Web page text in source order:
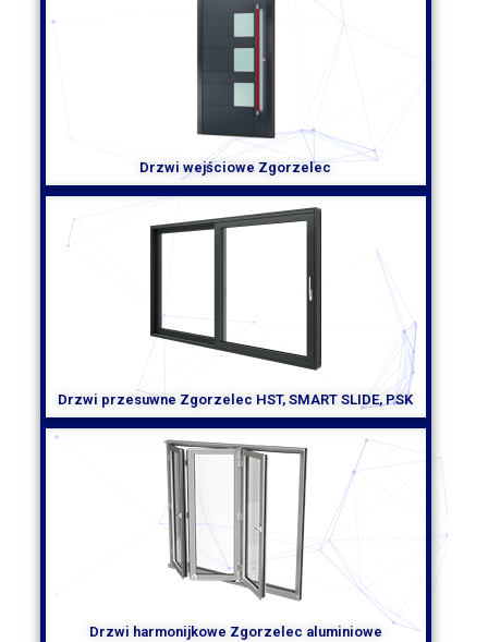
Taka osoba będzie mogła odpowiedzieć na Twoje pytania i
pomóc Ci w dokonaniu najlepszego wyboru. Możesz
skontaktować się z ekspertem przez telefon lub umówić się
na spotkanie z przedstawicielem producenta.
Wybór najlepszego producenta okien PCV w Zgorzelcu jest
ważny dla estetyki, izolacji termicznej i akustycznej domu.
Przeszukanie Internetu, sprawdzenie opinii klientów,
uwzględnienie doświadczenia i profesjonalizmu,
porównanie ofert i cen, oraz skonsultowanie się z ekspertem
to kluczowe kroki, które pomogą Ci znaleźć najlepszego
producenta okien PCV w Zgorzelcu. Pamiętaj, że dobre okna
to inwestycja na długie lata, więc warto poświęcić trochę
czasu na ich wybór.
Drzwi wejściowe Zgorzelec
Drzwi przesuwne Zgorzelec HST, SMART SLIDE, PSK
Drzwi harmonijkowe Zgorzelec aluminiowe